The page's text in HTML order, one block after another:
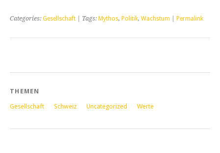
Categories: Gesellschaft | Tags: Mythos, Politik, Wachstum Permalink
THEMEN
Gesellschaft Schweiz Uncategorized Werte